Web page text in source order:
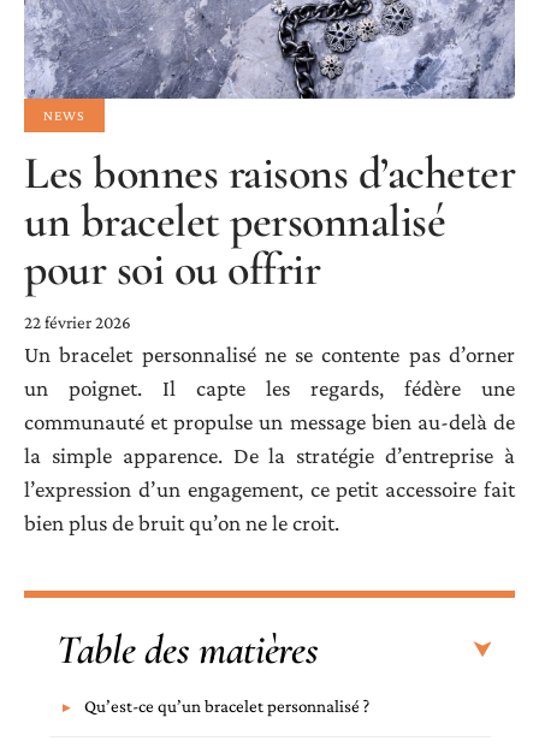
NEWS
Les bonnes raisons d’acheter
un bracelet personnalisé
pour soi ou offrir
22 février 2026
Un bracelet personnalisé ne se contente pas d’orner
un poignet. Il capte les regards, fédère une
communauté et propulse un message bien au-delà de
la simple apparence. De la stratégie d’entreprise à
l’expression d’un engagement, ce petit accessoire fait
bien plus de bruit qu’on ne le croit.
Table des matières
Qu’est-ce qu’un bracelet personnalisé ?